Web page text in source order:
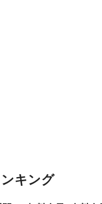
キング